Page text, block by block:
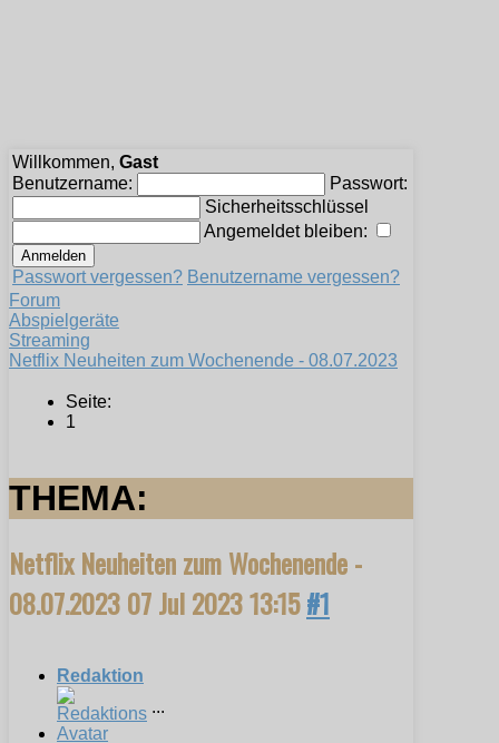
Willkommen, Gast
Benutzername:
Passwort:
Sicherheitsschlüssel
Angemeldet bleiben:
Passwort vergessen? Benutzername vergessen?
Forum
Abspielgeräte
Streaming
Netflix Neuheiten zum Wochenende - 08.07.2023
Seite:
1
THEMA:
Netflix Neuheiten zum Wochenende -
08.07.202307 Jul 2023 13:15#1
Redaktion
...